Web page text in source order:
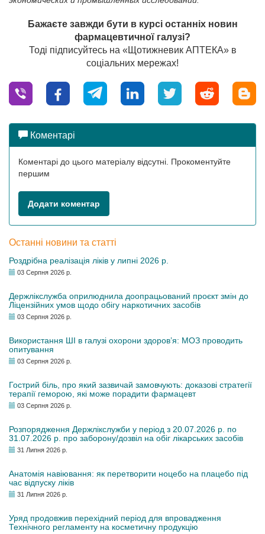
Бажаєте завжди бути в курсі останніх новин
фармацевтичної галузі?
Тоді підписуйтесь на «Щотижневик АПТЕКА» в
соціальних мережах!
Коментарі
Коментарі до цього матеріалу відсутні. Прокоментуйте
першим
Додати коментар
Останні новини та статті
Роздрібна реалізація ліків у липні 2026 р.
03 Серпня 2026 р.
Держлікслужба оприлюднила доопрацьований проєкт змін до
Ліцензійних умов щодо обігу наркотичних засобів
03 Серпня 2026 р.
Використання ШІ в галузі охорони здоров’я: МОЗ проводить
опитування
03 Серпня 2026 р.
Гострий біль, про який зазвичай замовчують: доказові стратегії
терапії геморою, які може порадити фармацевт
03 Серпня 2026 р.
Розпорядження Держлікслужби у період з 20.07.2026 р. по
31.07.2026 р. про заборону/дозвіл на обіг лікарських засобів
31 Липня 2026 р.
Анатомія навіювання: як перетворити ноцебо на плацебо під
час відпуску ліків
31 Липня 2026 р.
Уряд продовжив перехідний період для впровадження
Технічного регламенту на косметичну продукцію